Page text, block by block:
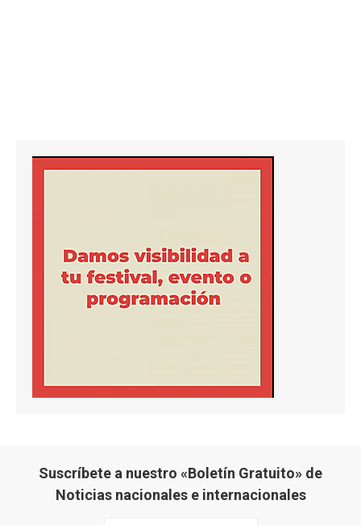
Suscríbete a nuestro «Boletín Gratuito» de
Noticias nacionales e internacionales